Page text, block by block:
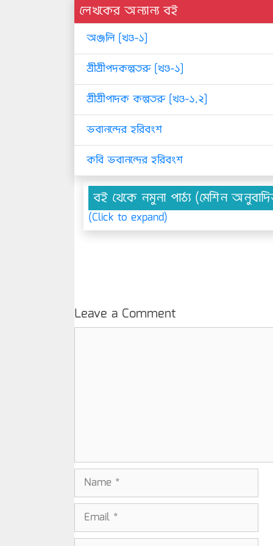
লেখকের অন্যান্য বই
অঞ্জলি [খণ্ড-১]
শ্রীশ্রীপদকল্পতরু [খণ্ড-১]
শ্রীশ্রীপাদক কল্পতরু [খণ্ড-১,২]
ভবানন্দের হরিবংশ
কবি ভবানন্দের হরিবংশ
বই থেকে নমুনা পাঠ্য (মেশিন
(Click to expand)
Leave a Comment
Name
Email